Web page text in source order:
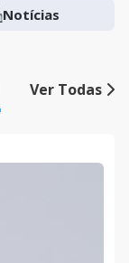
Notícias
Ver Todas